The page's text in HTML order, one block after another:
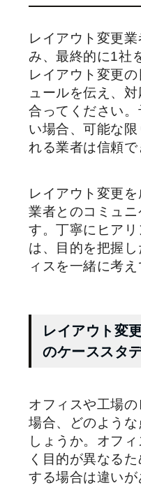
レイアウト変更
み、最終的に1社
レイアウト変更
ュールを伝え、
合ってください
い場合、可能な限
れる業者は信頼で
レイアウト変更を
業者とのコミュ
す。丁寧にヒア
は、目的を把握
ィスを一緒に考え
レイアウト変
のケーススタ
オフィスや工場
場合、どのよう
しょうか。オフ
く目的が異なる
する場合は違いが